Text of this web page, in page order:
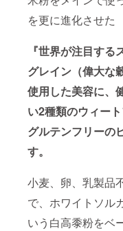
を更に進化させた
『世界が注目する
グレイン（偉大な
使用した美容に、
い2種類のウィー
グルテンフリーの
す。
小麦、卵、乳製品
で、ホワイトソル
いう白高黍粉をベ